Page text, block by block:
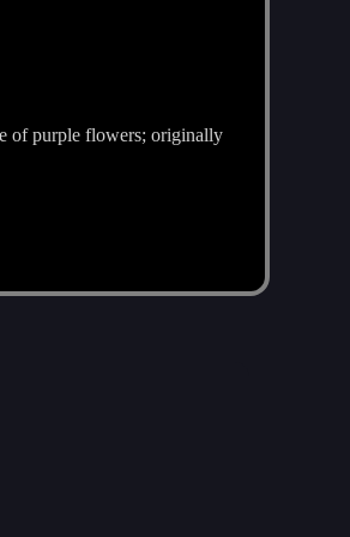
of purple flowers; originally